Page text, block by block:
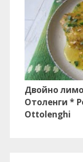
Двойно
Отоленги *
Ottolenghi